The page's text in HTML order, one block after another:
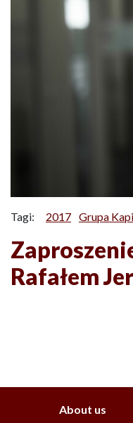
Tagi: 2017 Grupa
Rafałem
About us